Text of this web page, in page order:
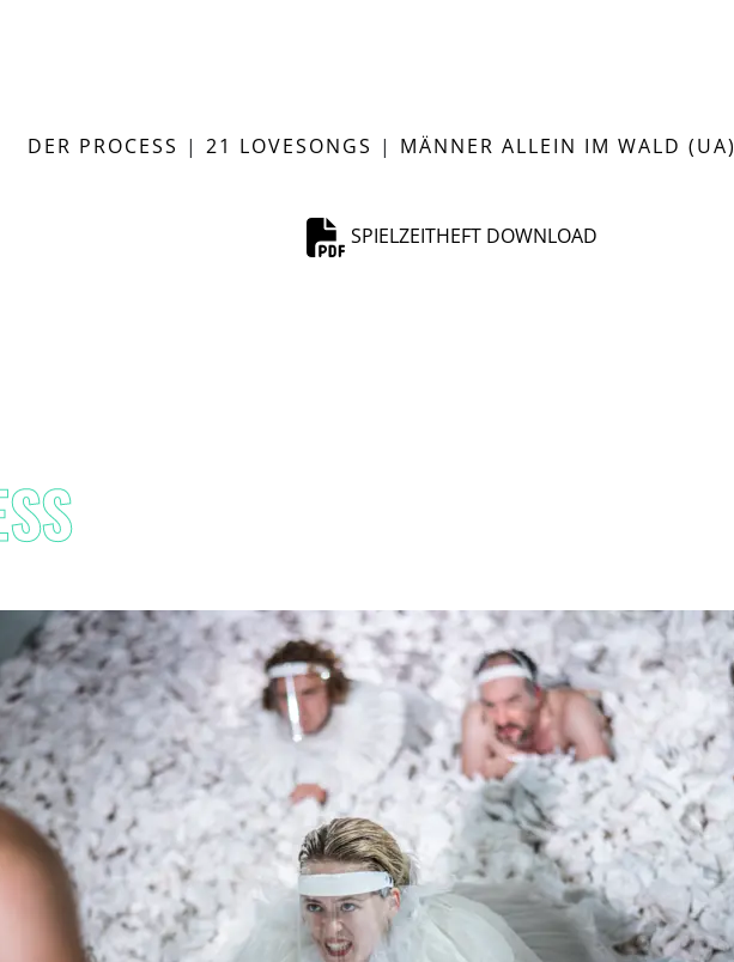
DER PROCESS | 21 LOVESONGS | MÄNNER ALLEIN IM WALD (UA)
SPIELZEITHEFT DOWNLOAD